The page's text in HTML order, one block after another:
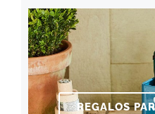
REGALOS